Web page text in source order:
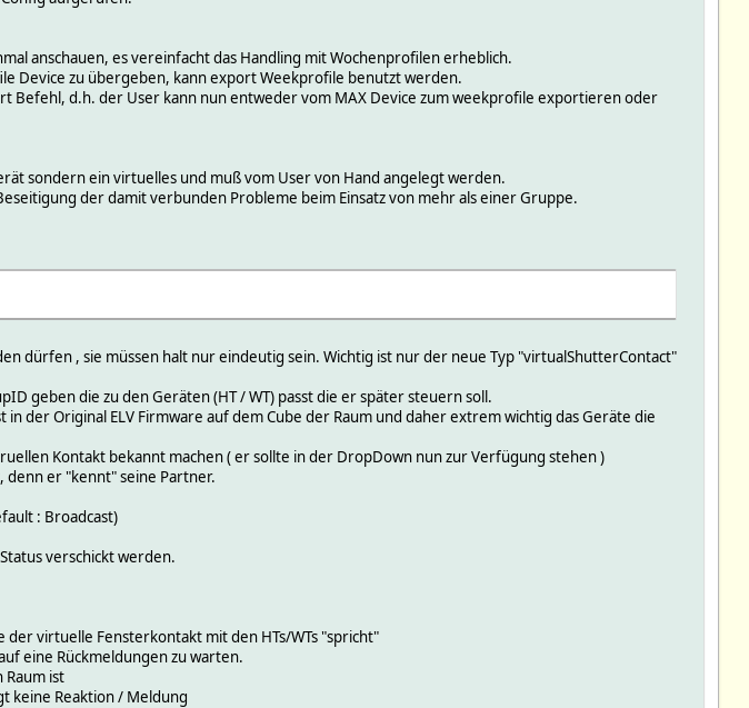
anschauen, es vereinfacht das Handling mit Wochenprofilen erheblich.
Device zu übergeben, kann export Weekprofile benutzt werden.
Befehl, d.h. der User kann nun entweder vom MAX Device zum weekprofile exportieren oder
sondern ein virtuelles und muß vom User von Hand angelegt werden.
der damit verbunden Probleme beim Einsatz von mehr als einer Gruppe.
dürfen , sie müssen halt nur eindeutig sein. Wichtig ist nur der neue Typ "virtualShutterContact"
geben die zu den Geräten (HT / WT) passt die er später steuern soll.
der Original ELV Firmware auf dem Cube der Raum und daher extrem wichtig das Geräte die
Kontakt bekannt machen ( er sollte in der DropDown nun zur Verfügung stehen )
denn er "kennt" seine Partner.
: Broadcast)
verschickt werden.
virtuelle Fensterkontakt mit den HTs/WTs "spricht"
eine Rückmeldungen zu warten.
ist
keine Reaktion / Meldung